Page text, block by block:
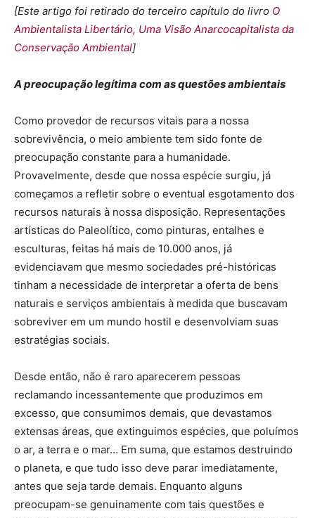
[Este artigo foi retirado do terceiro capítulo do livro O
Ambientalista Libertário, Uma Visão Anarcocapitalista da
Conservação Ambiental]
A preocupação legítima com as questões ambientais
Como provedor de recursos vitais para a nossa
sobrevivência, o meio ambiente tem sido fonte de
preocupação constante para a humanidade.
Provavelmente, desde que nossa espécie surgiu, já
começamos a refletir sobre o eventual esgotamento dos
recursos naturais à nossa disposição. Representações
artísticas do Paleolítico, como pinturas, entalhes e
esculturas, feitas há mais de 10.000 anos, já
evidenciavam que mesmo sociedades pré-históricas
tinham a necessidade de interpretar a oferta de bens
naturais e serviços ambientais à medida que buscavam
sobreviver em um mundo hostil e desenvolviam suas
estratégias sociais.
Desde então, não é raro aparecerem pessoas
reclamando incessantemente que produzimos em
excesso, que consumimos demais, que devastamos
extensas áreas, que extinguimos espécies, que poluímos
o ar, a terra e o mar… Em suma, que estamos destruindo
o planeta, e que tudo isso deve parar imediatamente,
antes que seja tarde demais. Enquanto alguns
preocupam-se genuinamente com tais questões e